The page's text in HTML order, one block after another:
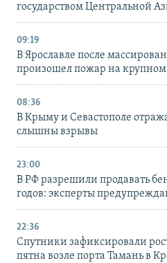
государством Центральной
09:19
В Ярославле после
произошел пожар на
08:36
В Крыму и Севастополе
слышны взрывы
23:00
В РФ разрешили продавать
годов: эксперты
22:36
Спутники зафиксировали
пятна возле порта Тамань в